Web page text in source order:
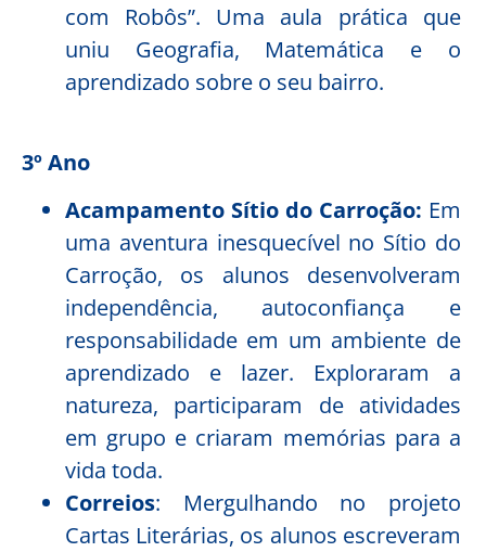
com Robôs”. Uma aula prática que
uniu Geografia, Matemática e o
aprendizado sobre o seu bairro.
3º Ano
Acampamento Sítio do Carroção: Em
uma aventura inesquecível no Sítio do
Carroção, os alunos desenvolveram
independência, autoconfiança e
responsabilidade em um ambiente de
aprendizado e lazer. Exploraram a
natureza, participaram de atividades
em grupo e criaram memórias para a
vida toda.
Correios: Mergulhando no projeto
Cartas Literárias, os alunos escreveram